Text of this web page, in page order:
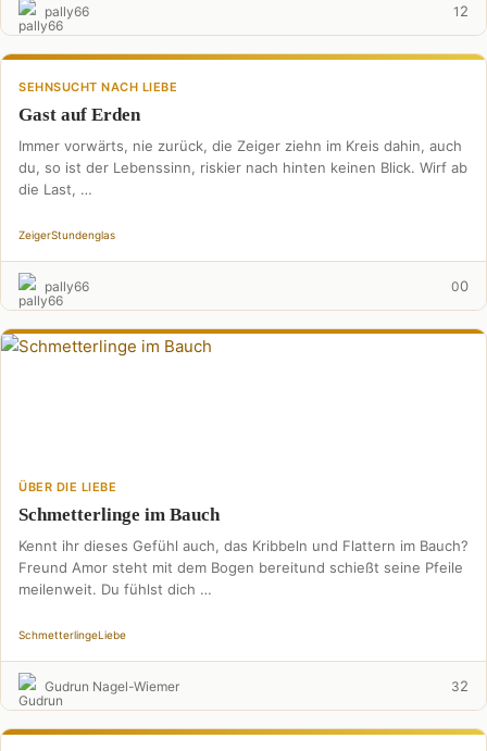
pally66 1 2
SEHNSUCHT NACH LIEBE
Gast auf Erden
Immer vorwärts, nie zurück, die Zeiger ziehn im Kreis dahin, auch
du, so ist der Lebenssinn, riskier nach hinten keinen Blick. Wirf ab
die Last, …
ZeigerStundenglas
pally66 00
ÜBER DIE LIEBE
Schmetterlinge im Bauch
Kennt ihr dieses Gefühl auch, das Kribbeln und Flattern im Bauch?
Freund Amor steht mit dem Bogen bereitund schießt seine Pfeile
meilenweit. Du fühlst dich …
SchmetterlingeLiebe
Gudrun Nagel-Wiemer 32